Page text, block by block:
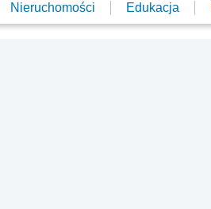
Nieruchomości Edukacja